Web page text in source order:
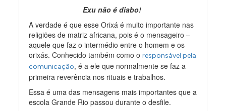
Exu não é diabo!
A verdade é que esse Orixá é muito importante nas
religiões de matriz africana, pois é o mensageiro –
aquele que faz o intermédio entre o homem e os
orixás. Conhecido também como oresponsável pela
comunicação, é a ele que normalmente se faz a
primeira reverência nos rituais e trabalhos.
Essa é uma das mensagens mais importantes que a
escola Grande Rio passou durante o desfile.